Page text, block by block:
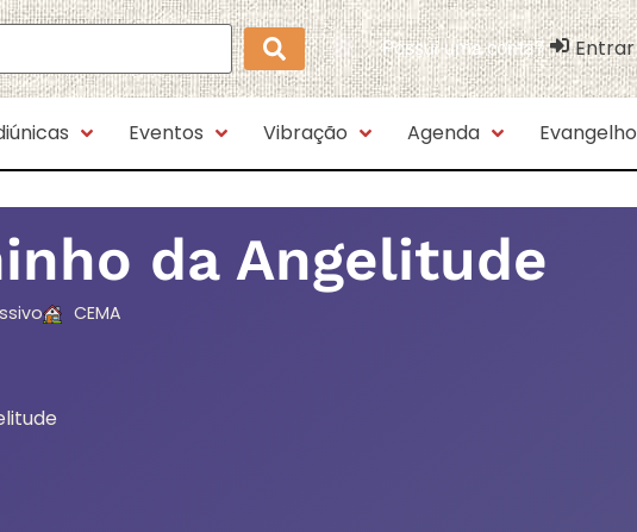
Possui uma conta? Entrar
Eventos Vibração Agenda Evangelho
da Angelitude
CEMA